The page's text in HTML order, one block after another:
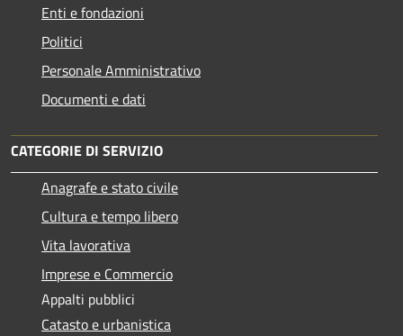
Enti e fondazioni
Politici
Personale Amministrativo
Documenti e dati
CATEGORIE DI SERVIZIO
Anagrafe e stato civile
Cultura e tempo libero
Vita lavorativa
Imprese e Commercio
Appalti pubblici
Catasto e urbanistica